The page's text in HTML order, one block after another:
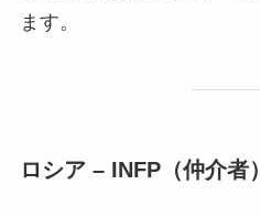
ます。
ロシア – INFP（仲介者）